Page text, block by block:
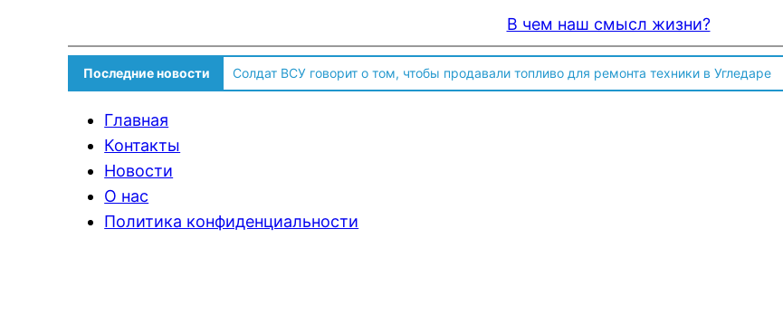
В чем наш смысл жизни?
Последние новости Солдат ВСУ говорит о том, чтобы продавали топливо для ремонта техники в Угледаре
Главная
Контакты
Новости
О нас
Политика конфиденциальности